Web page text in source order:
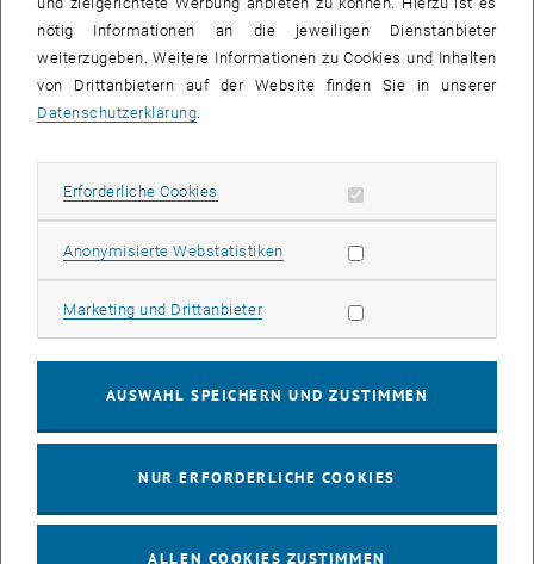
EMBA Online Info Session mit Dekan Prof. Dr. Wolfgang
JULI 26
16:00-bis
17:00
INFORMATIONSVERANSTALTUNG Online, via Zoom
Info Session Learning Journey Turin
03
INFORMATIONSVERANSTALTUNG Online, Via Zoom
nötig Informationen an die jeweiligen Dienstanbieter
weiterzugeben. Weitere Informationen zu Cookies und Inhalten
von Drittanbietern auf der Website finden Sie in unserer
Datenschutzerklärung
Erforderliche Cookies Erforderliche Cookies zulassen
Anonymisierte WebstatistikenStatistik Cookies zulassen
Marketing und DrittanbieterMarketing Cookies zulassen
AUSWAHL SPEICHERN UND ZUSTIMMEN
NUR ERFORDERLICHE COOKIES
ALLEN COOKIES ZUSTIMMEN